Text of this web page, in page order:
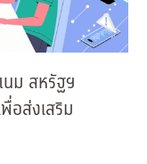
นม สหรัฐฯ
อส่งเสริม